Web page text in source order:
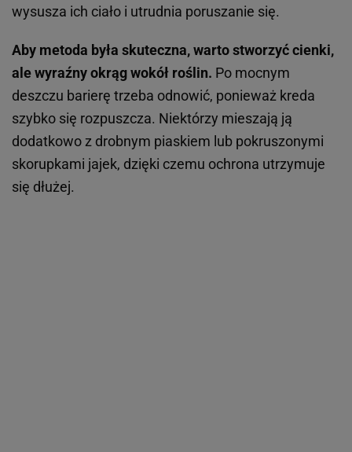
wysusza ich ciało i utrudnia poruszanie się.
Aby metoda była skuteczna, warto stworzyć cienki,
ale wyraźny okrąg wokół roślin. Po mocnym
deszczu barierę trzeba odnowić, ponieważ kreda
szybko się rozpuszcza. Niektórzy mieszają ją
dodatkowo z drobnym piaskiem lub pokruszonymi
skorupkami jajek, dzięki czemu ochrona utrzymuje
się dłużej.